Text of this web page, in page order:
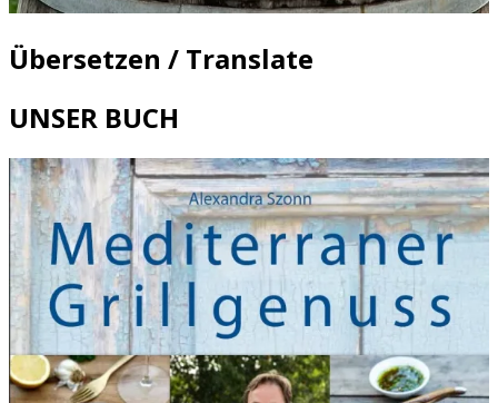
Übersetzen / Translate
UNSER BUCH